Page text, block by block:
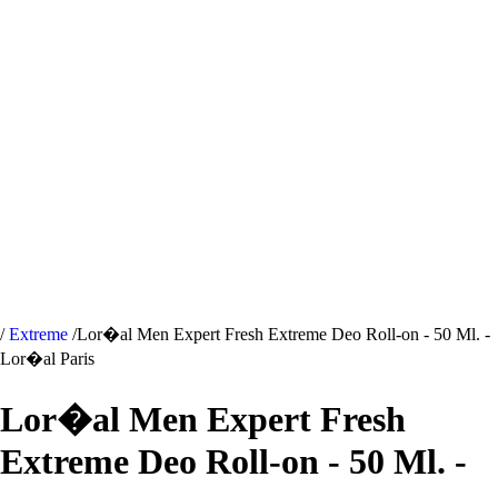
/ Extreme /Lor�al Men Expert Fresh Extreme Deo Roll-on - 50 Ml. -
Lor�al Paris
Lor�al Men Expert Fresh
Extreme Deo Roll-on - 50 Ml. -